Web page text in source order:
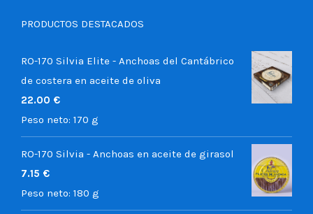
PRODUCTOS DESTACADOS
RO-170 Silvia Elite - Anchoas del Cantábrico
de costera en aceite de oliva
22.00 €
Peso neto: 170 g
RO-170 Silvia - Anchoas en aceite de girasol
7.15 €
Peso neto: 180 g